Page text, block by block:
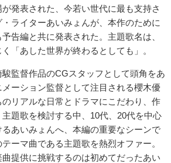
発表された、今若い世代に最も支持さ
ライターあいみょんが、本作のために
告編と共に発表された。主題歌名は、
「あした世界が終わるとしても」。
監督作品のCGスタッフとして頭角をあ
ーション監督として注目される櫻木優
リアルな日常とドラマにこだわり、作
題歌を検討する中、10代、20代を中心
あいみょんへ、本編の重要なシーンで
ーマ曲である主題歌を熱烈オファー。
提供に挑戦するのは初めてだったあい